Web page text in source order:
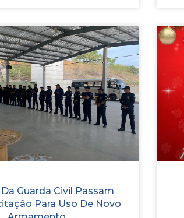
Guarda Civil Passam
Para Uso De Novo